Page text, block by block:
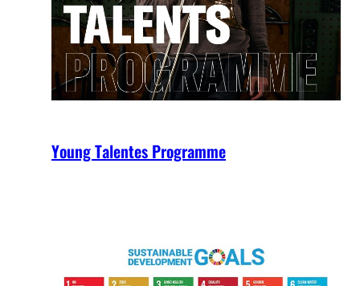
Young Talentes Programme